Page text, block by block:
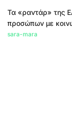
Τα «ραντάρ» της
προσώπων με
sara-mara